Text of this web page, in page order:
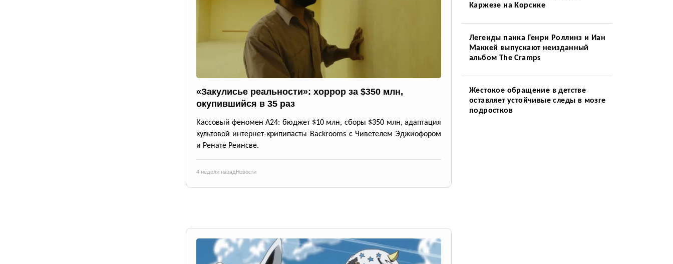
«Закулисье реальности»: хоррор за $350 млн,
окупившийся в 35 раз
Кассовый феномен A24: бюджет $10 млн, сборы $350 млн, адаптация
культовой интернет-крипипасты Backrooms с Чиветелем Эджиофором
и Ренате Реинсве.
4 недели назадНовости
Каржезе на Корсике
Легенды панка Генри Роллинз и Иан
Маккей выпускают неизданный
альбом The Cramps
Жестокое обращение в детстве
оставляет устойчивые следы в мозге
подростков